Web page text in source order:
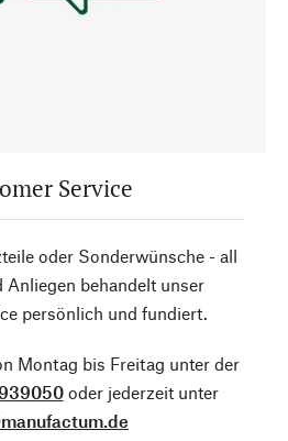
Service
oder Sonderwünsche - all
Anliegen behandelt unser
persönlich und fundiert.
Montag bis Freitag unter der
oder jederzeit unter